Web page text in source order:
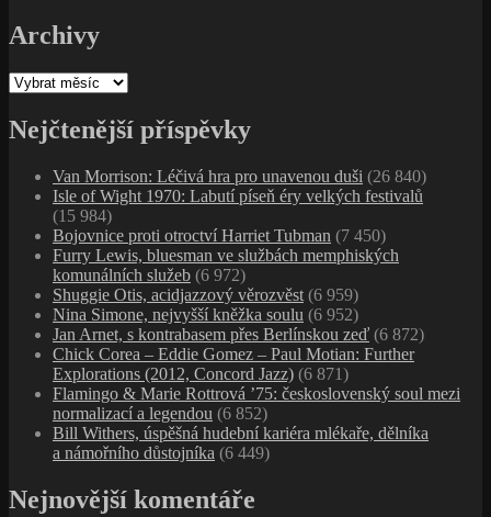
Archivy
Archivy
Nejčtenější příspěvky
Van Morrison: Léčivá hra pro unavenou duši (26 840)
Isle of Wight 1970: Labutí píseň éry velkých festivalů
(15 984)
Bojovnice proti otroctví Harriet Tubman (7 450)
Furry Lewis, bluesman ve službách memphiských
komunálních služeb (6 972)
Shuggie Otis, acidjazzový věrozvěst (6 959)
Nina Simone, nejvyšší kněžka soulu (6 952)
Jan Arnet, s kontrabasem přes Berlínskou zeď (6 872)
Chick Corea – Eddie Gomez – Paul Motian: Further
Explorations (2012, Concord Jazz) (6 871)
Flamingo & Marie Rottrová ’75: československý soul mezi
normalizací a legendou (6 852)
Bill Withers, úspěšná hudební kariéra mlékaře, dělníka
a námořního důstojníka (6 449)
Nejnovější komentáře